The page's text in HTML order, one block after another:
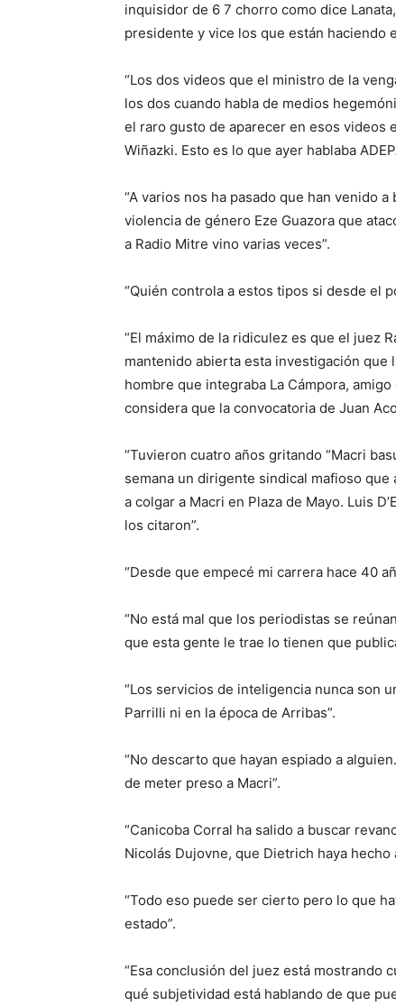
inquisidor de 6 7 chorro como dice
presidente y vice los que están haciendo
“Los dos videos que el ministro de la
los dos cuando habla de medios
el raro gusto de aparecer en esos videos
Wiñazki. Esto es lo que ayer hablaba
“A varios nos ha pasado que han venido
violencia de género Eze Guazora que
a Radio Mitre vino varias veces”.
“Quién controla a estos tipos si desde el
“El máximo de la ridiculez es que el juez
mantenido abierta esta investigación que
hombre que integraba La Cámpora,
considera que la convocatoria de Juan
“Tuvieron cuatro años gritando “Macri
semana un dirigente sindical mafioso
a colgar a Macri en Plaza de Mayo. Luis
los citaron”.
“Desde que empecé mi carrera hace 40
“No está mal que los periodistas se
que esta gente le trae lo tienen que
“Los servicios de inteligencia nunca son
Parrilli ni en la época de Arribas”.
“No descarto que hayan espiado a
de meter preso a Macri”.
“Canicoba Corral ha salido a buscar
Nicolás Dujovne, que Dietrich haya hecho
“Todo eso puede ser cierto pero lo que
estado”.
“Esa conclusión del juez está mostrando
qué subjetividad está hablando de que